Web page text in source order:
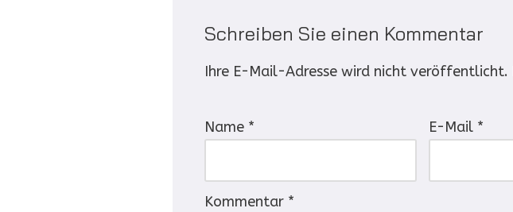
Schreiben Sie einen Kommentar
Ihre E-Mail-Adresse wird nicht veröffentlicht.
Name * E-Mail *
Kommentar *